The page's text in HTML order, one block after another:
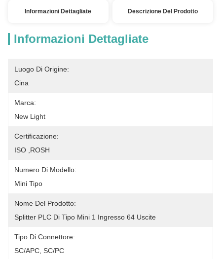
Informazioni Dettagliate Descrizione Del Prodotto
Informazioni Dettagliate
Luogo Di Origine:
Cina
Marca:
New Light
Certificazione:
ISO ,ROSH
Numero Di Modello:
Mini Tipo
Nome Del Prodotto:
Splitter PLC Di Tipo Mini 1 Ingresso 64 Uscite
Tipo Di Connettore:
SC/APC, SC/PC